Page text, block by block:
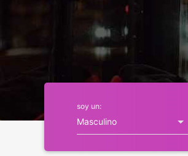
soy un: